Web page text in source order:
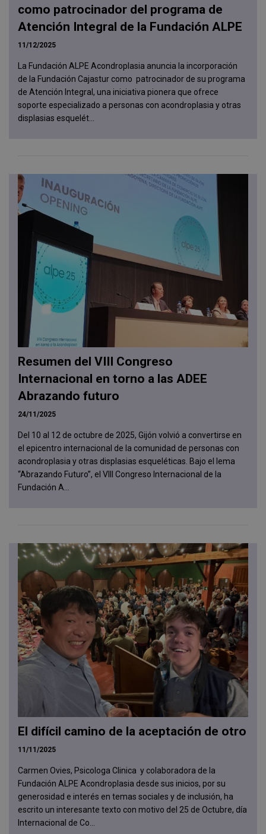
como patrocinador del programa de
Atención Integral de la Fundación ALPE
11/12/2025
La Fundación ALPE Acondroplasia anuncia la incorporación
de la Fundación Cajastur como patrocinador de su programa
de Atención Integral, una iniciativa pionera que ofrece
soporte especializado a personas con acondroplasia y otras
displasias esquelét...
Resumen del VIII Congreso
Internacional en torno a las ADEE
Abrazando futuro
24/11/2025
Del 10 al 12 de octubre de 2025, Gijón volvió a convertirse en
el epicentro internacional de la comunidad de personas con
acondroplasia y otras displasias esqueléticas. Bajo el lema
“Abrazando Futuro”, el VIII Congreso Internacional de la
Fundación A...
El difícil camino de la aceptación de otro
11/11/2025
Carmen Ovies, Psicologa Clinica y colaboradora de la
Fundación ALPE Acondroplasia desde sus inicios, por su
generosidad e interés en temas sociales y de inclusión, ha
escrito un interesante texto con motivo del 25 de Octubre, día
Internacional de Co...